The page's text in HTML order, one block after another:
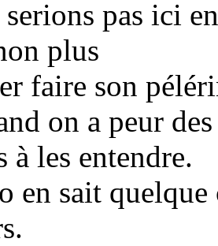
serions pas ici
plus
faire son
on a peur
à les entendre.
en sait